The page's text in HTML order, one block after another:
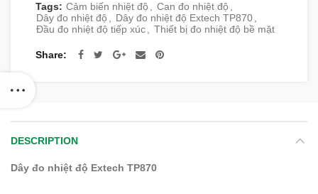
Tags: Cảm biến nhiệt độ , Can đo nhiệt độ ,
Dây đo nhiệt độ , Dây đo nhiệt độ Extech TP870,
Đầu đo nhiệt độ tiếp xúc, Thiết bị đo nhiệt độ bề mặt
Share
DESCRIPTION
Dây đo nhiệt độ Extech TP870